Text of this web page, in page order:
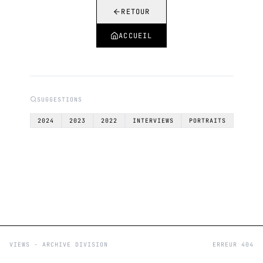
RETOUR
ACCUEIL
SUGGESTIONS
2024 2023 2022 INTERVIEWS PORTRAITS
VIEWS - ARCHIVE DIVISION ERREUR 404